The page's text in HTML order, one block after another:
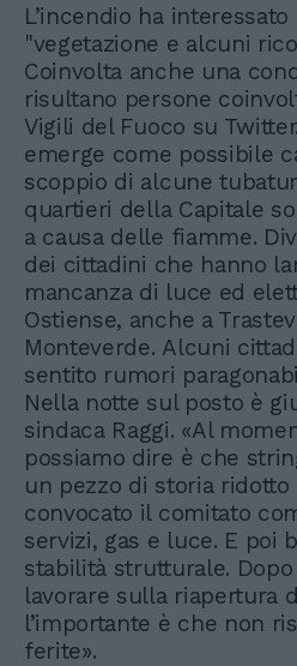
L’incendio ha
"vegetazione e alcuni
Coinvolta anche una
risultano persone
Vigili del Fuoco su
emerge come possibile
scoppio di alcune
quartieri della Capitale
a causa delle fiamme.
dei cittadini che hanno
mancanza di luce ed
Ostiense, anche a
Monteverde. Alcuni
sentito rumori
Nella notte sul posto è
sindaca Raggi. «Al
possiamo dire è che
un pezzo di storia ridotto
convocato il comitato
servizi, gas e luce. E poi
stabilità strutturale.
lavorare sulla riapertura
l’importante è che non
ferite».